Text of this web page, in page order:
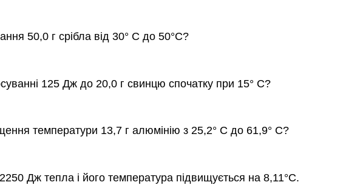
50,0 г срібла від 30° C до 50°C?
125 Дж до 20,0 г свинцю спочатку при 15° C?
температури 13,7 г алюмінію з 25,2° C до 61,9° C?
Дж тепла і його температура підвищується на 8,11°С.